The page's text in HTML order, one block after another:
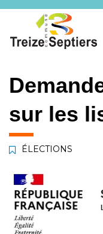
contenu
pied
sur les
ÉLECTIONS